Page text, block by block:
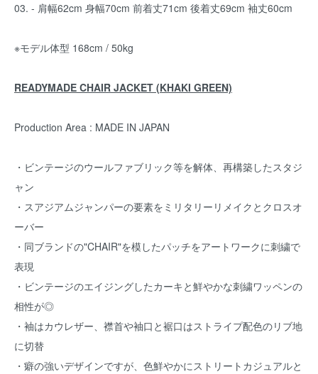
03. - 肩幅62cm 身幅70cm 前着丈71cm 後着丈69cm 袖丈60cm
※モデル体型 168cm / 50kg
READYMADE CHAIR JACKET (KHAKI GREEN)
Production Area : MADE IN JAPAN
・ビンテージのウールファブリック等を解体、再構築したスタジ
ャン
・スアジアムジャンパーの要素をミリタリーリメイクとクロスオ
ーバー
・同ブランドの"CHAIR"を模したパッチをアートワークに刺繍で
表現
・ビンテージのエイジングしたカーキと鮮やかな刺繍ワッペンの
相性が◎
・袖はカウレザー、襟首や袖口と裾口はストライプ配色のリブ地
に切替
・癖の強いデザインですが、色鮮やかにストリートカジュアルと